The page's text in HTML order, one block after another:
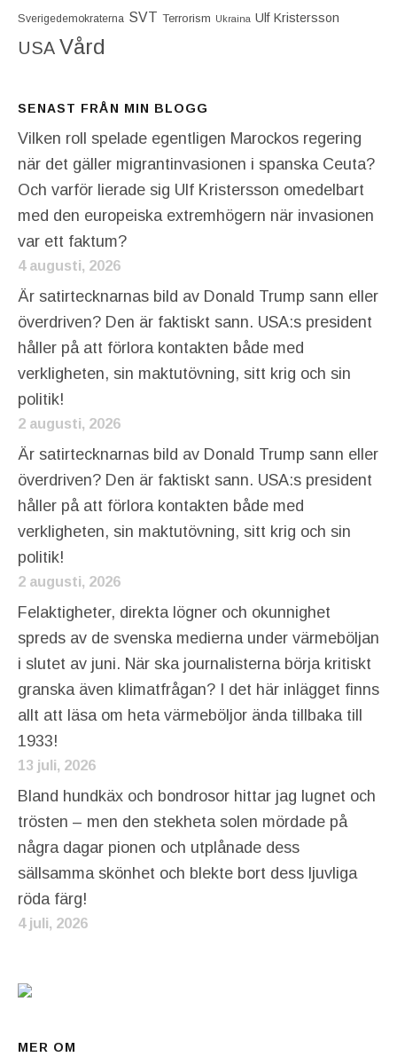
Sverigedemokraterna SVT Terrorism Ukraina Ulf Kristersson
USA Vård
SENAST FRÅN MIN BLOGG
Vilken roll spelade egentligen Marockos regering
när det gäller migrantinvasionen i spanska Ceuta?
Och varför lierade sig Ulf Kristersson omedelbart
med den europeiska extremhögern när invasionen
var ett faktum?
4 augusti, 2026
Är satirtecknarnas bild av Donald Trump sann eller
överdriven? Den är faktiskt sann. USA:s president
håller på att förlora kontakten både med
verkligheten, sin maktutövning, sitt krig och sin
politik!
2 augusti, 2026
Är satirtecknarnas bild av Donald Trump sann eller
överdriven? Den är faktiskt sann. USA:s president
håller på att förlora kontakten både med
verkligheten, sin maktutövning, sitt krig och sin
politik!
2 augusti, 2026
Felaktigheter, direkta lögner och okunnighet
spreds av de svenska medierna under värmeböljan
i slutet av juni. När ska journalisterna börja kritiskt
granska även klimatfrågan? I det här inlägget finns
allt att läsa om heta värmeböljor ända tillbaka till
1933!
13 juli, 2026
Bland hundkäx och bondrosor hittar jag lugnet och
trösten – men den stekheta solen mördade på
några dagar pionen och utplånade dess
sällsamma skönhet och blekte bort dess ljuvliga
röda färg!
4 juli, 2026
MER OM